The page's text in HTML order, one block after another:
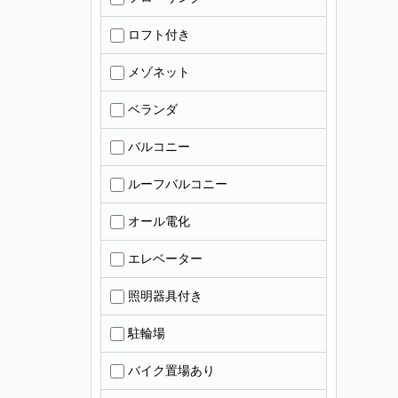
ロフト付き
メゾネット
ベランダ
バルコニー
ルーフバルコニー
オール電化
エレベーター
照明器具付き
駐輪場
バイク置場あり